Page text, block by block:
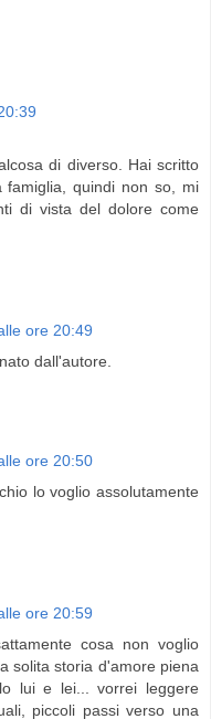
di diverso. Hai scritto
quindi non so, mi
di vista del dolore come
ore 20:49
dall'autore.
ore 20:50
lo voglio assolutamente
ore 20:59
cosa non voglio
solita storia d'amore piena
lui e lei... vorrei leggere
piccoli passi verso una